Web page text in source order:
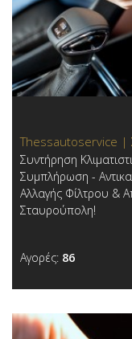
Thessautoservice |
Συντήρηση
Συμπλήρωση -
Αλλαγής Φίλτρου &
Σταυρούπολη!
Αγορές: 86